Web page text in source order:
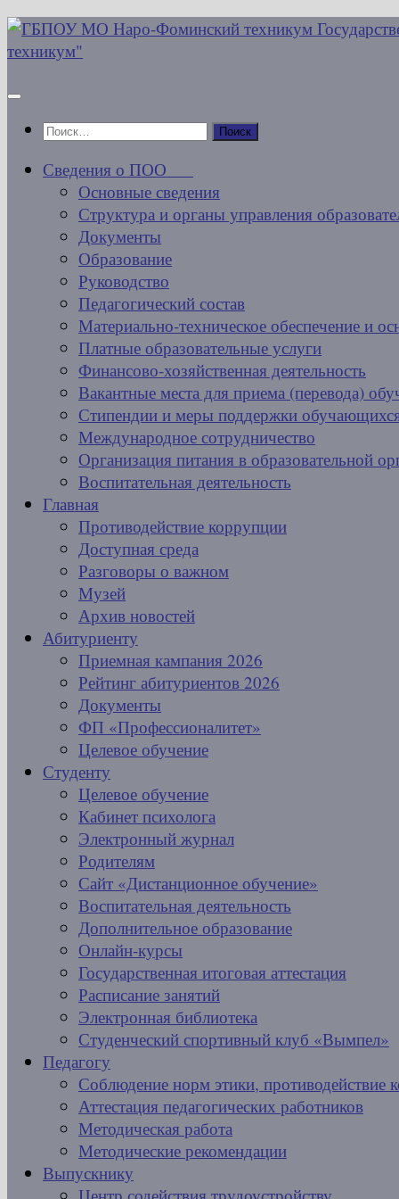
Перейти
к
Найти:
Сведения о ПОО
Основные сведения
Структура и органы управления
Документы
Образование
Руководство
Педагогический состав
Материально-техническое обеспечение и
Платные образовательные услуги
Финансово-хозяйственная деятельность
Вакантные места для приема (перевода)
Стипендии и меры поддержки
Международное сотрудничество
Организация питания в образовательной
Воспитательная деятельность
Главная
Противодействие коррупции
Доступная среда
Разговоры о важном
Музей
Архив новостей
Абитуриенту
Приемная кампания 2026
Рейтинг абитуриентов 2026
Документы
ФП «Профессионалитет»
Целевое обучение
Студенту
Целевое обучение
Кабинет психолога
Электронный журнал
Родителям
Сайт «Дистанционное обучение»
Воспитательная деятельность
Дополнительное образование
Онлайн-курсы
Государственная итоговая аттестация
Расписание занятий
Электронная библиотека
Студенческий спортивный клуб «Вымпел»
Педагогу
Соблюдение норм этики, противодействие
Аттестация педагогических работников
Методическая работа
Методические рекомендации
Выпускнику